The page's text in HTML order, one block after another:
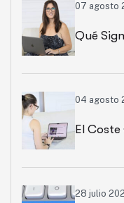
07 agosto
Qué
04 agosto
El
28 julio